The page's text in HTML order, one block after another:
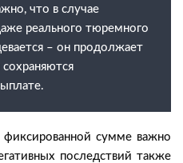
что в случае
реального тюремного
– он продолжает
сумме важно
последствий также